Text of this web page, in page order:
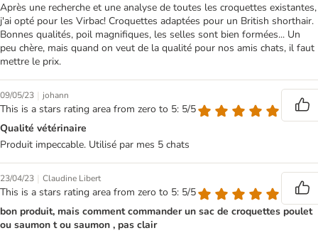
Après une recherche et une analyse de toutes les croquettes existantes,
j'ai opté pour les Virbac! Croquettes adaptées pour un British shorthair.
Bonnes qualités, poil magnifiques, les selles sont bien formées... Un
peu chère, mais quand on veut de la qualité pour nos amis chats, il faut
mettre le prix.
09/05/23 | johann
This is a stars rating area from zero to 5: 5/5
Qualité vétérinaire
Produit impeccable. Utilisé par mes 5 chats
23/04/23 | Claudine Libert
This is a stars rating area from zero to 5: 5/5
bon produit, mais comment commander un sac de croquettes poulet
ou saumon t ou saumon , pas clair